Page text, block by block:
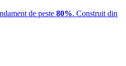
de peste 80%. Construit din